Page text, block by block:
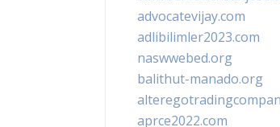
advocatevijay.com
adlibilimler2023.com
naswwebed.org
balithut-manado.org
aprce2022.com